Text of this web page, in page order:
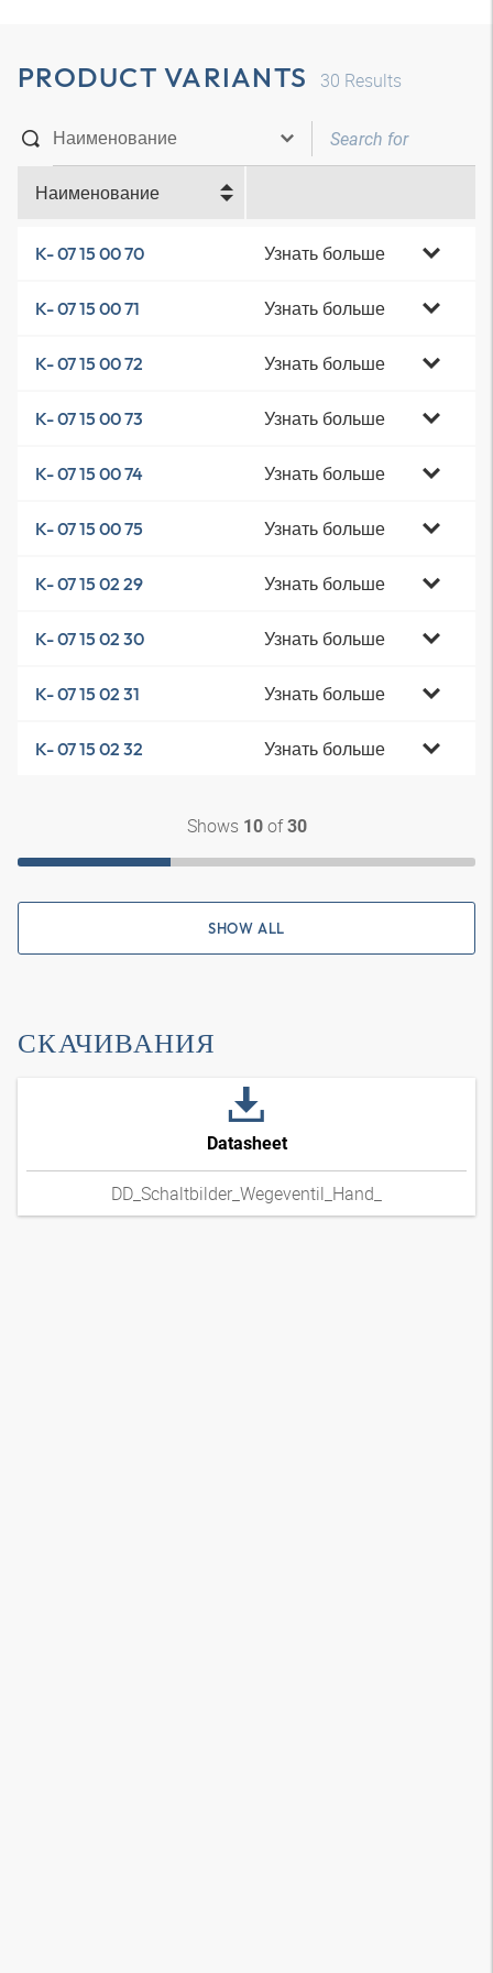
PRODUCT VARIANTS 30 Results
Наименование
K- 07 15 00 70 Узнать больше
K- 07 15 00 71 Узнать больше
K- 07 15 00 72 Узнать больше
K- 07 15 00 73 Узнать больше
K- 07 15 00 74 Узнать больше
K- 07 15 00 75 Узнать больше
K- 07 15 02 29 Узнать больше
K- 07 15 02 30 Узнать больше
K- 07 15 02 31 Узнать больше
K- 07 15 02 32 Узнать больше
Shows 10of30
SHOW ALL
СКАЧИВАНИЯ
Datasheet
DD_Schaltbilder_Wegeventil_Hand_